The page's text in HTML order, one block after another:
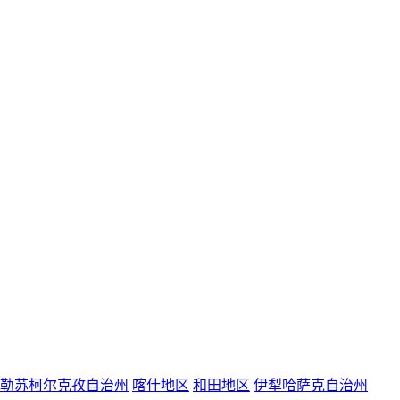
苏柯尔克孜自治州 喀什地区 和田地区 伊犁哈萨克自治州